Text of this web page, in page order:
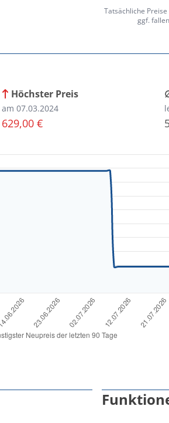
Tatsächliche
ggf.
Höchster Preis
am 07.03.2024
629,00 €